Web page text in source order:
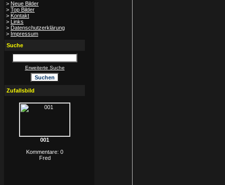
> Neue Bilder
> Top Bilder
> Kontakt
> Links
> Datenschutzerklärung
> Impressum
Suche
Erweiterte Suche
Zufallsbild
001
Kommentare: 0
Fred